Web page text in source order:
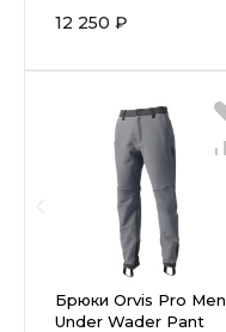
12 250 ₽
Брюки Orvis Pro
Under Wader Pant